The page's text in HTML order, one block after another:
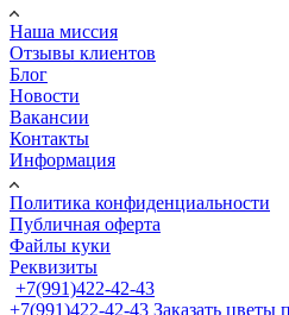
Наша миссия
Отзывы клиентов
Блог
Новости
Вакансии
Контакты
Информация
Политика конфиденциальности
Публичная оферта
Файлы куки
Реквизиты
+7(991)422-42-43
+7(991)422-42-43 Заказать цветы